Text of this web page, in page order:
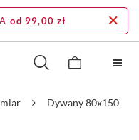
od 99,00 zł
Dywany 80x150